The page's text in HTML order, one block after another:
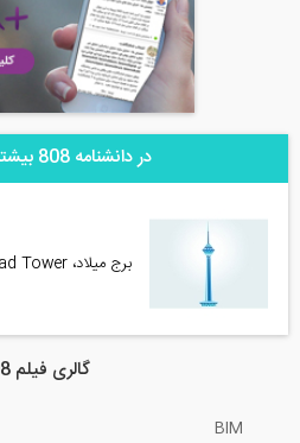
در دانشنامه 808 بیشتر بخوانید ...
برج میلاد، Milad Tower
گالری فیلم 808
BIM